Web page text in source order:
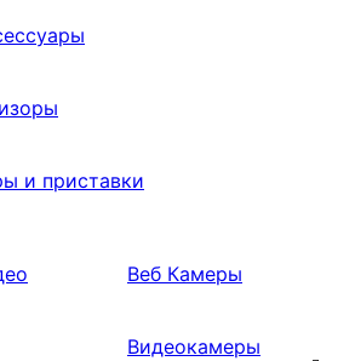
и приставки
Веб Камеры
Видеокамеры